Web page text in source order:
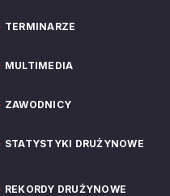
TERMINARZE
MULTIMEDIA
ZAWODNICY
STATYSTYKI DRUŻYNOWE
REKORDY DRUŻYNOWE